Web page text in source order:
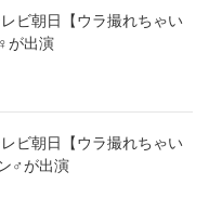
ビ朝日【ウラ撮れちゃい
が出演
ビ朝日【ウラ撮れちゃい
♂が出演